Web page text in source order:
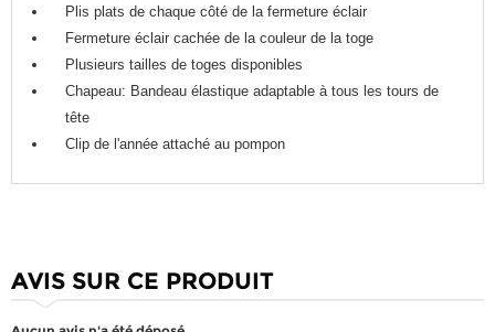
Plis plats de chaque côté de la fermeture éclair
Fermeture éclair cachée de la couleur de la toge
Plusieurs tailles de toges disponibles
Chapeau: Bandeau élastique adaptable à tous les tours de
tête
Clip de l'année attaché au pompon
AVIS SUR CE PRODUIT